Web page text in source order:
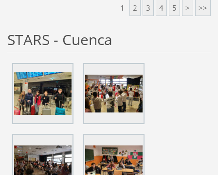
1 2 3 4 5 > >>
STARS - Cuenca